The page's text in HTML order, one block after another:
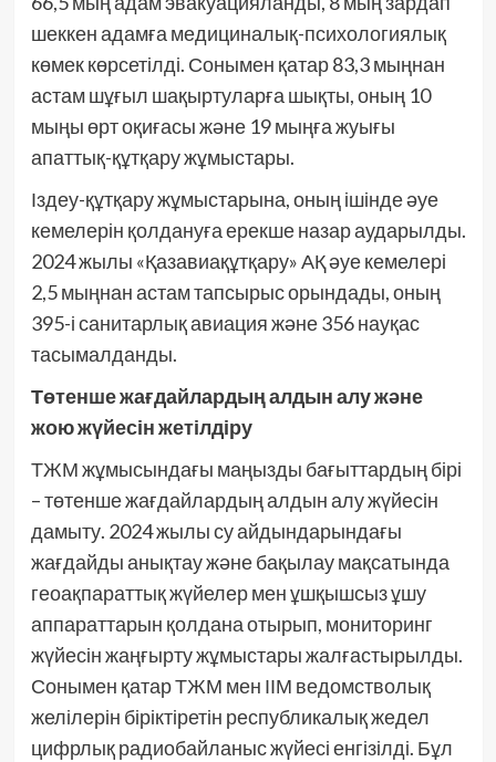
шеккен адамға медициналық-психологиялық
көмек көрсетілді. Сонымен қатар 83,3 мыңнан
астам шұғыл шақыртуларға шықты, оның 10
мыңы өрт оқиғасы және 19 мыңға жуығы
апаттық-құтқару жұмыстары.
Іздеу-құтқару жұмыстарына, оның ішінде әуе
кемелерін қолдануға ерекше назар аударылды.
2024 жылы «Қазавиақұтқару» АҚ әуе кемелері
2,5 мыңнан астам тапсырыс орындады, оның
395-і санитарлық авиация және 356 науқас
тасымалданды.
Төтенше жағдайлардың алдын алу және
жою жүйесін жетілдіру
ТЖМ жұмысындағы маңызды бағыттардың бірі
– төтенше жағдайлардың алдын алу жүйесін
дамыту. 2024 жылы су айдындарындағы
жағдайды анықтау және бақылау мақсатында
геоақпараттық жүйелер мен ұшқышсыз ұшу
аппараттарын қолдана отырып, мониторинг
жүйесін жаңғырту жұмыстары жалғастырылды.
Сонымен қатар ТЖМ мен ІІМ ведомстволық
желілерін біріктіретін республикалық жедел
цифрлық радиобайланыс жүйесі енгізілді. Бұл